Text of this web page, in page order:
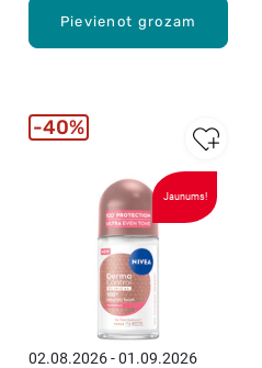
Pievienot grozam
Jaunums!
02.08.2026 - 01.09.2026
40%